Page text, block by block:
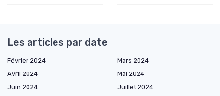
Les articles par date
Février 2024
Mars 2024
Avril 2024
Mai 2024
Juin 2024
Juillet 2024